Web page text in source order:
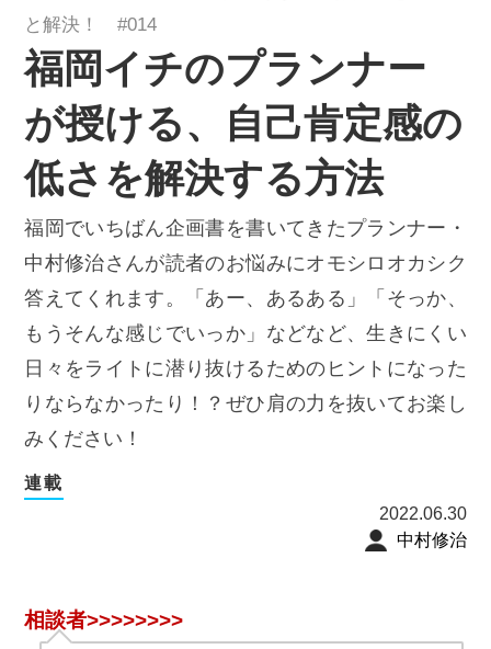
と解決！ #014
福岡イチのプランナー
が授ける、自己肯定感の
低さを解決する方法
福岡でいちばん企画書を書いてきたプランナー・
中村修治さんが読者のお悩みにオモシロオカシク
答えてくれます。「あー、あるある」「そっか、
もうそんな感じでいっか」などなど、生きにくい
日々をライトに潜り抜けるためのヒントになった
りならなかったり！？ぜひ肩の力を抜いてお楽し
みください！
連載
2022.06.30
中村修治
相談者>>>>>>>>